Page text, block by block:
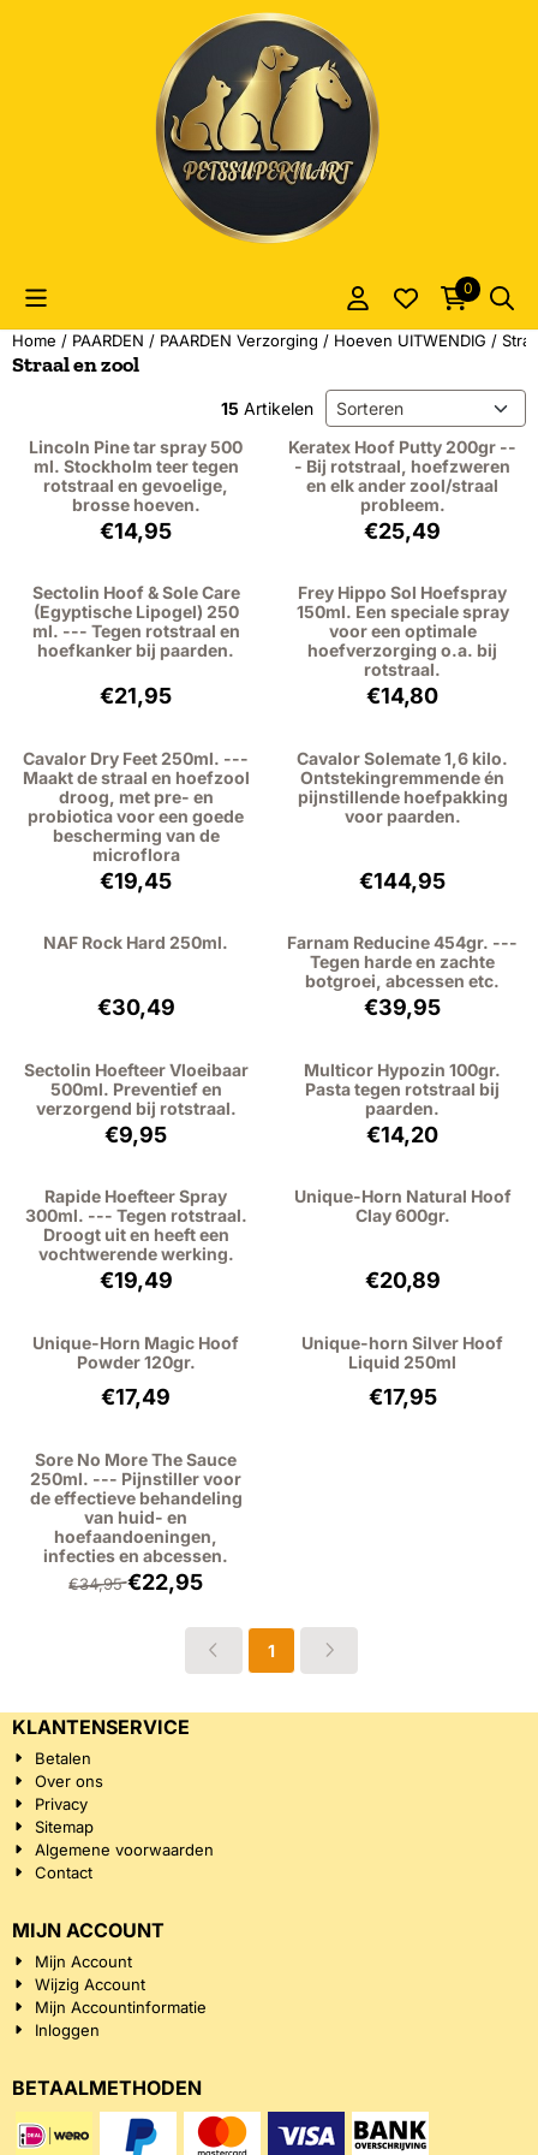
Cookievoorkeuren zijn momenteel gesloten.
0
Home / PAARDEN / PAARDEN Verzorging / Hoeven UITWENDIG /
Straal en zool
15 Artikelen Sorteermethode
Lincoln Pine tar spray 500
ml. Stockholm teer tegen
rotstraal en gevoelige,
brosse hoeven.
Prijs: 14,95, exclusief btw: 12,36
€14,95
Keratex Hoof Putty 200gr --
- Bij rotstraal, hoefzweren
en elk ander zool/straal
probleem.
Prijs: 25,49,
€25,49
Sectolin Hoof & Sole Care
(Egyptische Lipogel) 250
ml. --- Tegen rotstraal en
hoefkanker bij paarden.
Prijs: 21,95, exclusief btw: 18,14
€21,95
Frey Hippo Sol Hoefspray
150ml. Een speciale spray
voor een optimale
hoefverzorging o.a. bij
rotstraal.
Prijs: 14,80,
€14,80
Cavalor Dry Feet 250ml. ---
Maakt de straal en hoefzool
droog, met pre- en
probiotica voor een goede
bescherming van de
microflora
Prijs: 19,45, exclusief btw: 16,07
€19,45
Cavalor Solemate 1,6 kilo.
Ontstekingremmende én
pijnstillende hoefpakking
voor paarden.
Prijs: 144,95,
€144,95
NAF Rock Hard 250ml.
Prijs: 30,49, exclusief btw: 25,20
€30,49
Farnam Reducine 454gr. ---
Tegen harde en zachte
botgroei, abcessen etc.
Prijs: 39,95,
€39,95
Sectolin Hoefteer Vloeibaar
500ml. Preventief en
verzorgend bij rotstraal.
Prijs: 9,95, exclusief btw: 8,22
€9,95
Multicor Hypozin 100gr.
Pasta tegen rotstraal bij
paarden.
Prijs: 14,20,
€14,20
Rapide Hoefteer Spray
300ml. --- Tegen rotstraal.
Droogt uit en heeft een
vochtwerende werking.
Prijs: 19,49, exclusief btw: 16,11
€19,49
Unique-Horn Natural Hoof
Clay 600gr.
Prijs: 20,89,
€20,89
Unique-Horn Magic Hoof
Powder 120gr.
Prijs: 17,49, exclusief btw: 14,45
€17,49
Unique-horn Silver Hoof
Liquid 250ml
Prijs: 17,95,
€17,95
Sore No More The Sauce
250ml. --- Pijnstiller voor
de effectieve behandeling
van huid- en
hoefaandoeningen,
infecties en abcessen.
Van 34,95 voor 22,95, exclusief btw: 18,97
€34,95€22,95
1
KLANTENSERVICE
Betalen
Over ons
Privacy
Sitemap
Algemene voorwaarden
Contact
MIJN ACCOUNT
Mijn Account
Wijzig Account
Mijn Accountinformatie
Inloggen
BETAALMETHODEN